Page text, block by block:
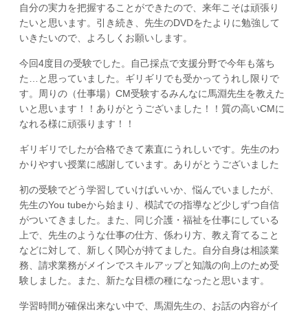
自分の実力を把握することができたので、来年こそは頑張り
たいと思います。引き続き、先生のDVDをたよりに勉強して
いきたいので、よろしくお願いします。
今回4度目の受験でした。自己採点で支援分野で今年も落ち
た…と思っていました。ギリギリでも受かってうれし限りで
す。周りの（仕事場）CM受験するみんなに馬淵先生を教えた
いと思います！！ありがとうございました！！質の高いCMに
なれる様に頑張ります！！
ギリギリでしたが合格できて素直にうれしいです。先生のわ
かりやすい授業に感謝しています。ありがとうございました
初の受験でどう学習していけばいいか、悩んでいましたが、
先生のYou tubeから始まり、模試での指導など少しずつ自信
がついてきました。また、同じ介護・福祉を仕事にしている
上で、先生のような仕事の仕方、係わり方、教え育てること
などに対して、新しく関心が持てました。自分自身は相談業
務、請求業務がメインでスキルアップと知識の向上のため受
験しました。また、新たな目標の種になったと思います。
学習時間が確保出来ない中で、馬淵先生の、お話の内容がイ